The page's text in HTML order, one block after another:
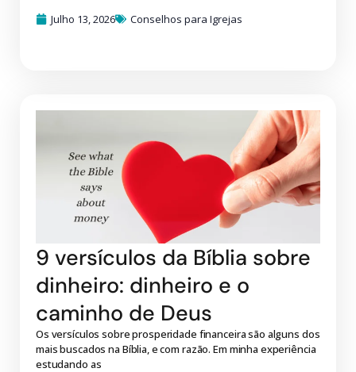
Julho 13, 2026
Conselhos para Igrejas
9 versículos da Bíblia sobre
dinheiro: dinheiro e o
caminho de Deus
Os versículos sobre prosperidade financeira são alguns dos
mais buscados na Bíblia, e com razão. Em minha experiência
estudando as